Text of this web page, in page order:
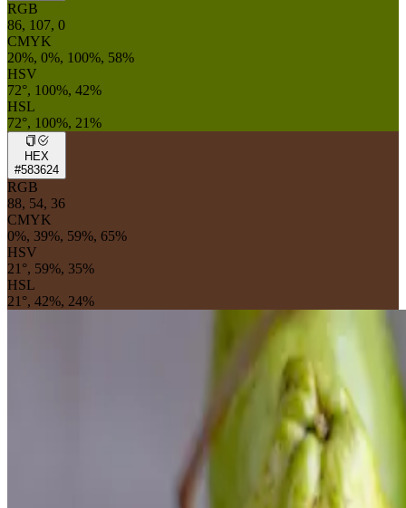
RGB
86, 107, 0
CMYK
20%, 0%, 100%, 58%
HSV
72°, 100%, 42%
HSL
72°, 100%, 21%
HEX
#583624
RGB
88, 54, 36
CMYK
0%, 39%, 59%, 65%
HSV
21°, 59%, 35%
HSL
21°, 42%, 24%